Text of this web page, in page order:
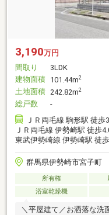
3,190万円
間取り
3LDK
建物面積 101.44m2
土地面積 242.82m2
総戸数
-
ＪＲ両毛線 駒形駅 徒歩
ＪＲ両毛線 伊勢崎駅 徒歩
東武伊勢崎線 伊勢崎駅 徒
群馬県伊勢崎市宮子町
所有権
浴室乾燥機
＼平屋建て／お洒落な洗